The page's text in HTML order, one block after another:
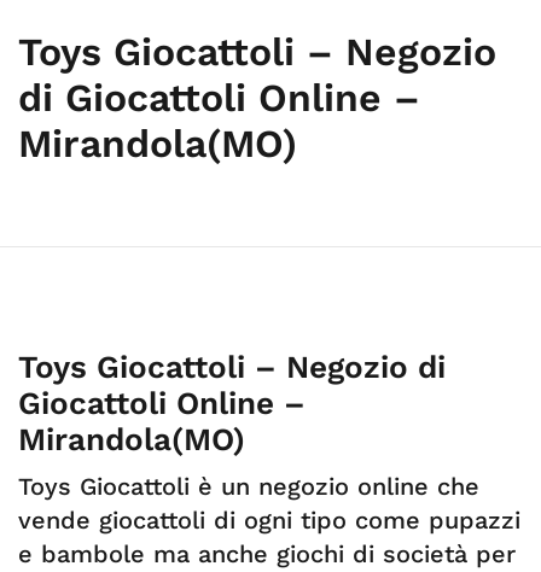
Toys Giocattoli – Negozio
di Giocattoli Online –
Mirandola(MO)
Toys Giocattoli – Negozio di
Giocattoli Online –
Mirandola(MO)
Toys Giocattoli è un negozio online che
vende giocattoli di ogni tipo come pupazzi
e bambole ma anche giochi di società per